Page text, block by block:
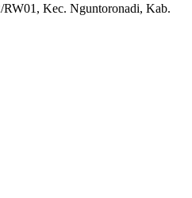
Kec. Nguntoronadi, Kab.